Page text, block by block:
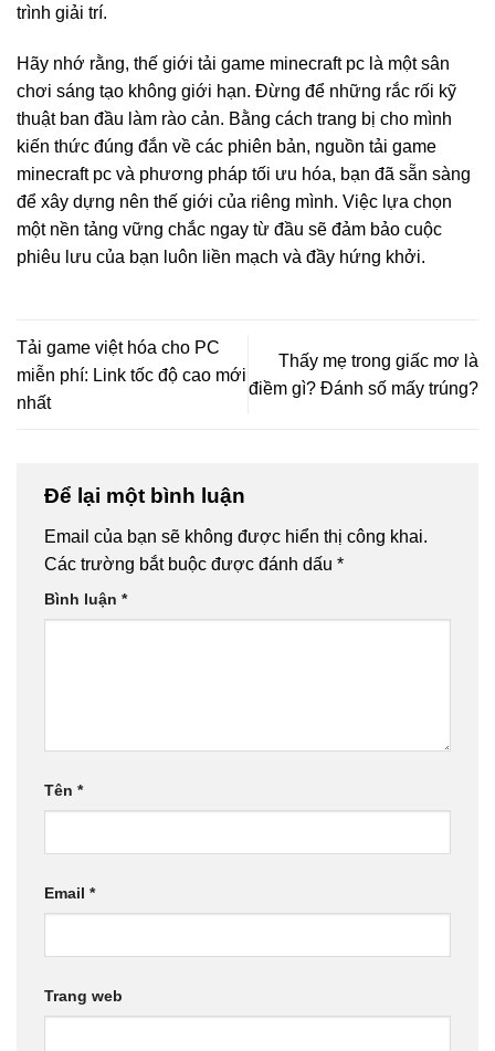
trình giải trí.
Hãy nhớ rằng, thế giới tải game minecraft pc là một sân
chơi sáng tạo không giới hạn. Đừng để những rắc rối kỹ
thuật ban đầu làm rào cản. Bằng cách trang bị cho mình
kiến thức đúng đắn về các phiên bản, nguồn tải game
minecraft pc và phương pháp tối ưu hóa, bạn đã sẵn sàng
để xây dựng nên thế giới của riêng mình. Việc lựa chọn
một nền tảng vững chắc ngay từ đầu sẽ đảm bảo cuộc
phiêu lưu của bạn luôn liền mạch và đầy hứng khởi.
Tải game việt hóa cho PC
miễn phí: Link tốc độ cao mới
nhất
Thấy mẹ trong giấc mơ là
điềm gì? Đánh số mấy trúng?
Để lại một bình luận
Email của bạn sẽ không được hiển thị công khai.
Các trường bắt buộc được đánh dấu *
Bình luận *
Tên *
Email *
Trang web